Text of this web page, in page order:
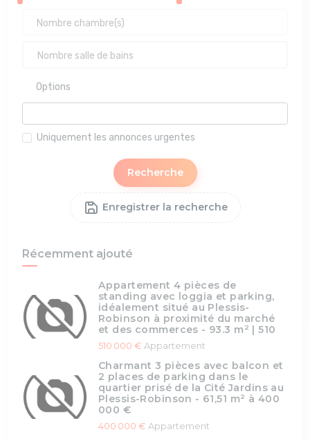
Options
Uniquement les annonces urgentes
Recherche
Enregistrer la recherche
Récemment ajouté
Appartement 4 pièces de
standing avec loggia et parking,
idéalement situé au Plessis-
Robinson à proximité du marché
et des commerces - 93.3 m² | 510
510 000 € Appartement
Charmant 3 pièces avec balcon et
2 places de parking dans le
quartier prisé de la Cité Jardins au
Plessis-Robinson - 61,51 m² à 400
000 €
400 000 € Appartement